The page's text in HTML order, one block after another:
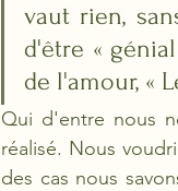
vaut rien,
d'être «
de l'amour, «
Qui d'entre nous
réalisé. Nous
des cas nous